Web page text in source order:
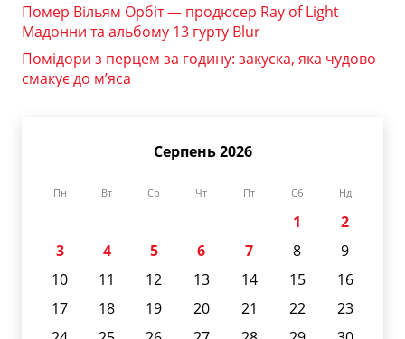
Помер Вільям Орбіт — продюсер Ray of Light
Мадонни та альбому 13 гурту Blur
Помідори з перцем за годину: закуска, яка чудово
смакує до м’яса
Серпень 2026
Пн Вт Ср Чт Пт Сб Нд
1
2
3
4 5 6 7 8
9
10
11 12 13 14 15
16
17
18 19 20 21 22
23